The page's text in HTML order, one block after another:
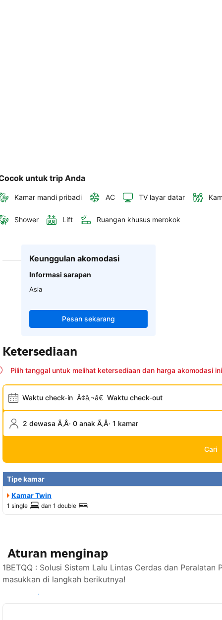
untuk trip Anda
Kamar mandi pribadi AC TV layar datar
Shower Lift Ruangan khusus merokok
Keunggulan akomodasi
Informasi sarapan
Asia
Pesan sekarang
Ketersediaan
Pilih tanggal untuk melihat ketersediaan dan harga akomodasi ini
Waktu check-in Ã¢â‚¬â€ Waktu check-out
2 dewasa Ã‚Â· 0 anak Ã‚Â· 1 kamar
Cari
Tipe kamar
Kamar Twin
1 single dan 1 double
Aturan menginap
1BETQQ : Solusi Sistem Lalu Lintas Cerdas dan
masukkan di langkah berikutnya!
Lihat ketersediaan